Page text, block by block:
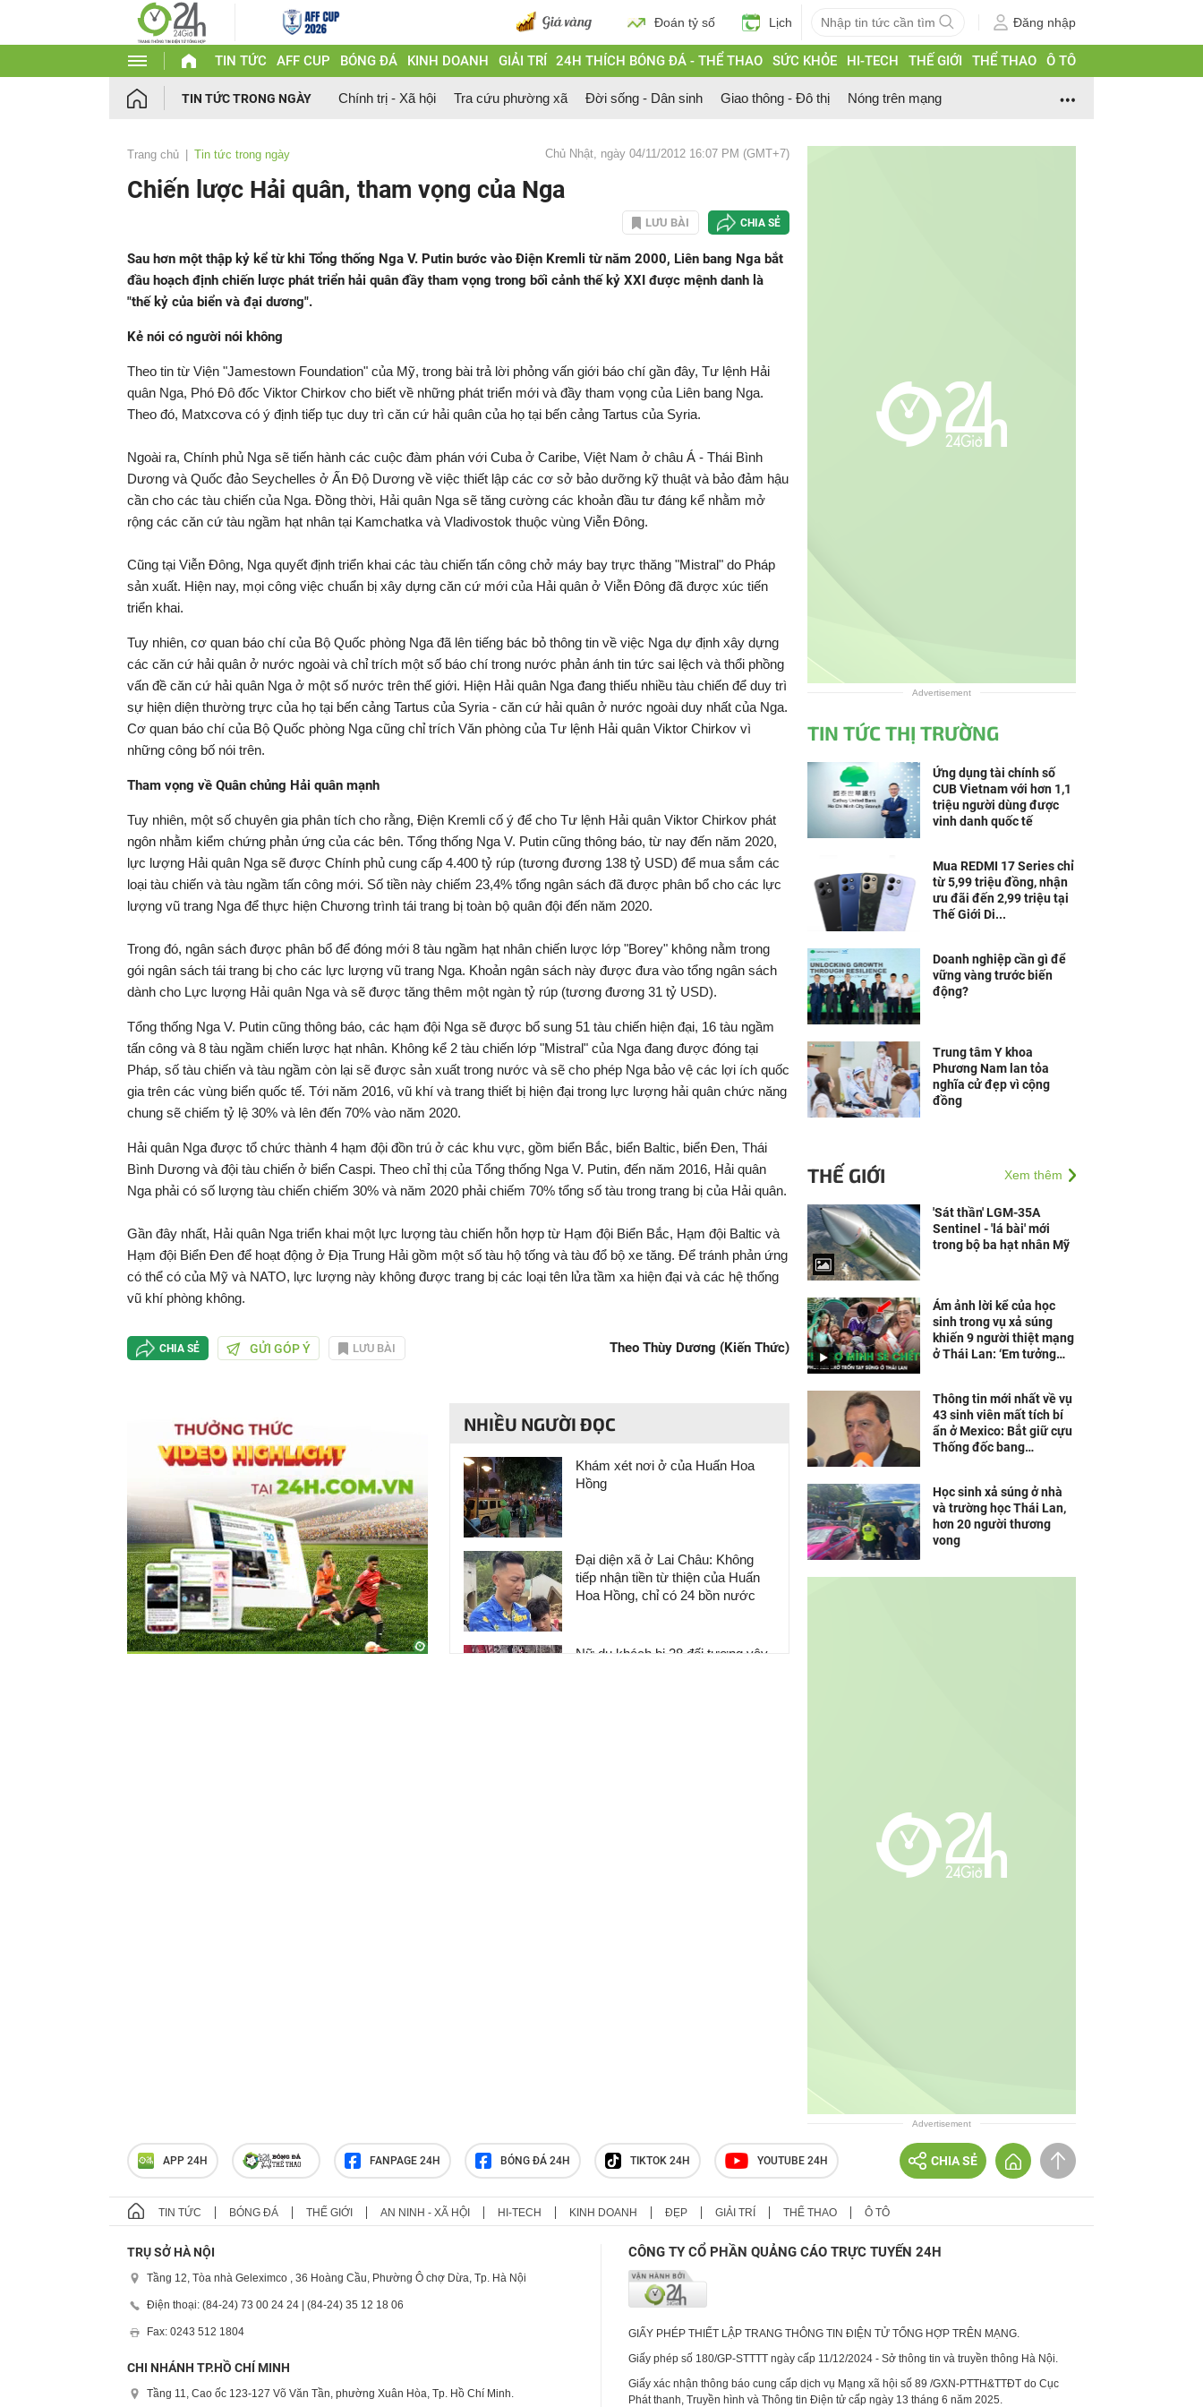
Đoán tỷ số Lịch Đăng nhập
TIN TỨC AFF CUP BÓNG ĐÁ KINH DOANH GIẢI TRÍ 24H THÍCH BÓNG ĐÁ - THỂ THAO SỨC KHỎE HI-TECH THẾ GIỚI THỂ THAO Ô TÔ
TIN TỨC TRONG NGÀY Chính trị - Xã hội Tra cứu phường xã Đời sống - Dân sinh Giao thông - Đô thị Nóng trên mạng
Trang chủ Tin tức trong ngày Chủ Nhật, ngày 04/11/2012 16:07 PM (GMT+7)
Chiến lược Hải quân, tham vọng của Nga
LƯU BÀI CHIA SẺ
Sau hơn một thập kỷ kể từ khi Tổng thống Nga V. Putin bước vào Điện Kremli từ năm 2000, Liên bang Nga bắt
đầu hoạch định chiến lược phát triển hải quân đầy tham vọng trong bối cảnh thế kỷ XXI được mệnh danh là
"thế kỷ của biển và đại dương".
Kẻ nói có người nói không
Theo tin từ Viện "Jamestown Foundation" của Mỹ, trong bài trả lời phỏng vấn giới báo chí gần đây, Tư lệnh Hải
quân Nga, Phó Đô đốc Viktor Chirkov cho biết về những phát triển mới và đầy tham vọng của Liên bang Nga.
Theo đó, Matxcơva có ý định tiếp tục duy trì căn cứ hải quân của họ tại bến cảng Tartus của Syria.
Ngoài ra, Chính phủ Nga sẽ tiến hành các cuộc đàm phán với Cuba ở Caribe, Việt Nam ở châu Á - Thái Bình
Dương và Quốc đảo Seychelles ở Ấn Độ Dương về việc thiết lập các cơ sở bảo dưỡng kỹ thuật và bảo đảm hậu
cần cho các tàu chiến của Nga. Đồng thời, Hải quân Nga sẽ tăng cường các khoản đầu tư đáng kể nhằm mở
rộng các căn cứ tàu ngầm hạt nhân tại Kamchatka và Vladivostok thuộc vùng Viễn Đông.
Cũng tại Viễn Đông, Nga quyết định triển khai các tàu chiến tấn công chở máy bay trực thăng "Mistral" do Pháp
sản xuất. Hiện nay, mọi công việc chuẩn bị xây dựng căn cứ mới của Hải quân ở Viễn Đông đã được xúc tiến
triển khai.
Tuy nhiên, cơ quan báo chí của Bộ Quốc phòng Nga đã lên tiếng bác bỏ thông tin về việc Nga dự định xây dựng
các căn cứ hải quân ở nước ngoài và chỉ trích một số báo chí trong nước phản ánh tin tức sai lệch và thổi phồng
vấn đề căn cứ hải quân Nga ở một số nước trên thế giới. Hiện Hải quân Nga đang thiếu nhiều tàu chiến để duy trì
sự hiện diện thường trực của họ tại bến cảng Tartus của Syria - căn cứ hải quân ở nước ngoài duy nhất của Nga.
Cơ quan báo chí của Bộ Quốc phòng Nga cũng chỉ trích Văn phòng của Tư lệnh Hải quân Viktor Chirkov vì
những công bố nói trên.
Tham vọng về Quân chủng Hải quân mạnh
Tuy nhiên, một số chuyên gia phân tích cho rằng, Điện Kremli cố ý để cho Tư lệnh Hải quân Viktor Chirkov phát
ngôn nhằm kiểm chứng phản ứng của các bên. Tổng thống Nga V. Putin cũng thông báo, từ nay đến năm 2020,
lực lượng Hải quân Nga sẽ được Chính phủ cung cấp 4.400 tỷ rúp (tương đương 138 tỷ USD) để mua sắm các
loại tàu chiến và tàu ngầm tấn công mới. Số tiền này chiếm 23,4% tổng ngân sách đã được phân bổ cho các lực
lượng vũ trang Nga để thực hiện Chương trình tái trang bị toàn bộ quân đội đến năm 2020.
Trong đó, ngân sách được phân bổ để đóng mới 8 tàu ngầm hạt nhân chiến lược lớp "Borey" không nằm trong
gói ngân sách tái trang bị cho các lực lượng vũ trang Nga. Khoản ngân sách này được đưa vào tổng ngân sách
dành cho Lực lượng Hải quân Nga và sẽ được tăng thêm một ngàn tỷ rúp (tương đương 31 tỷ USD).
Tổng thống Nga V. Putin cũng thông báo, các hạm đội Nga sẽ được bổ sung 51 tàu chiến hiện đại, 16 tàu ngầm
tấn công và 8 tàu ngầm chiến lược hạt nhân. Không kể 2 tàu chiến lớp "Mistral" của Nga đang được đóng tại
Pháp, số tàu chiến và tàu ngầm còn lại sẽ được sản xuất trong nước và sẽ cho phép Nga bảo vệ các lợi ích quốc
gia trên các vùng biển quốc tế. Tới năm 2016, vũ khí và trang thiết bị hiện đại trong lực lượng hải quân chức năng
chung sẽ chiếm tỷ lệ 30% và lên đến 70% vào năm 2020.
Hải quân Nga được tổ chức thành 4 hạm đội đồn trú ở các khu vực, gồm biển Bắc, biển Baltic, biển Đen, Thái
Bình Dương và đội tàu chiến ở biển Caspi. Theo chỉ thị của Tổng thống Nga V. Putin, đến năm 2016, Hải quân
Nga phải có số lượng tàu chiến chiếm 30% và năm 2020 phải chiếm 70% tổng số tàu trong trang bị của Hải quân.
Gần đây nhất, Hải quân Nga triển khai một lực lượng tàu chiến hỗn hợp từ Hạm đội Biển Bắc, Hạm đội Baltic và
Hạm đội Biển Đen để hoạt động ở Địa Trung Hải gồm một số tàu hộ tống và tàu đổ bộ xe tăng. Để tránh phản ứng
có thể có của Mỹ và NATO, lực lượng này không được trang bị các loại tên lửa tầm xa hiện đại và các hệ thống
vũ khí phòng không.
CHIA SẺ GỬI GÓP Ý LƯU BÀI Theo Thùy Dương (Kiến Thức)
NHIỀU NGƯỜI ĐỌC
Khám xét nơi ở của Huấn Hoa
Hồng
Đại diện xã ở Lai Châu: Không
tiếp nhận tiền từ thiện của Huấn
Hoa Hồng, chỉ có 24 bồn nước
Nữ du khách bị 28 đối tượng vây
Advertisement
TIN TỨC THỊ TRƯỜNG
Ứng dụng tài chính số
CUB Vietnam với hơn 1,1
triệu người dùng được
vinh danh quốc tế
Mua REDMI 17 Series chỉ
từ 5,99 triệu đồng, nhận
ưu đãi đến 2,99 triệu tại
Thế Giới Di...
Doanh nghiệp cần gì để
vững vàng trước biến
động?
Trung tâm Y khoa
Phương Nam lan tỏa
nghĩa cử đẹp vì cộng
đồng
THẾ GIỚI Xem thêm
'Sát thần' LGM-35A
Sentinel - 'lá bài' mới
trong bộ ba hạt nhân Mỹ
Ám ảnh lời kể của học
sinh trong vụ xả súng
khiến 9 người thiệt mạng
ở Thái Lan: ‘Em tưởng
Thông tin mới nhất về vụ
43 sinh viên mất tích bí
ẩn ở Mexico: Bắt giữ cựu
Thống đốc bang
Học sinh xả súng ở nhà
và trường học Thái Lan,
hơn 20 người thương
vong
Advertisement
APP 24H FANPAGE 24H BÓNG ĐÁ 24H TIKTOK 24H YOUTUBE 24H CHIA SẺ
TIN TỨC BÓNG ĐÁ THẾ GIỚI AN NINH - XÃ HỘI HI-TECH KINH DOANH ĐẸP GIẢI TRÍ THỂ THAO Ô TÔ
TRỤ SỞ HÀ NỘI
Tầng 12, Tòa nhà Geleximco , 36 Hoàng Cầu, Phường Ô chợ Dừa, Tp. Hà Nội
Điện thoại: (84-24) 73 00 24 24 | (84-24) 35 12 18 06
Fax: 0243 512 1804
CHI NHÁNH TP.HỒ CHÍ MINH
Tầng 11, Cao ốc 123-127 Võ Văn Tần, phường Xuân Hòa, Tp. Hồ Chí Minh.
CÔNG TY CỔ PHẦN QUẢNG CÁO TRỰC TUYẾN 24H
GIẤY PHÉP THIẾT LẬP TRANG THÔNG TIN ĐIỆN TỬ TỔNG HỢP TRÊN MẠNG.
Giấy phép số 180/GP-STTTT ngày cấp 11/12/2024 - Sở thông tin và truyền thông Hà Nội.
Giấy xác nhận thông báo cung cấp dịch vụ Mạng xã hội số 89 /GXN-PTTH&TTĐT do Cục
Phát thanh, Truyền hình và Thông tin Điện tử cấp ngày 13 tháng 6 năm 2025.